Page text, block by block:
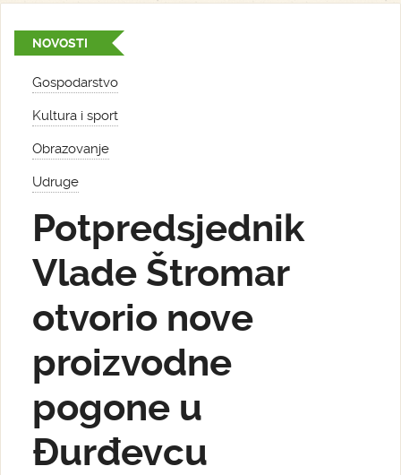
NOVOSTI
Gospodarstvo
Kultura i sport
Obrazovanje
Udruge
Potpredsjednik
Vlade Štromar
otvorio nove
proizvodne
pogone u
Đurđevcu